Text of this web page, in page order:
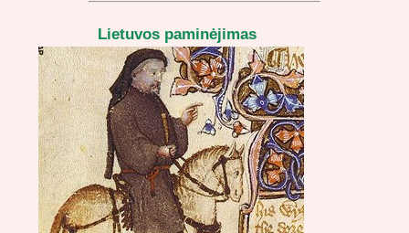
Lietuvos paminėjimas